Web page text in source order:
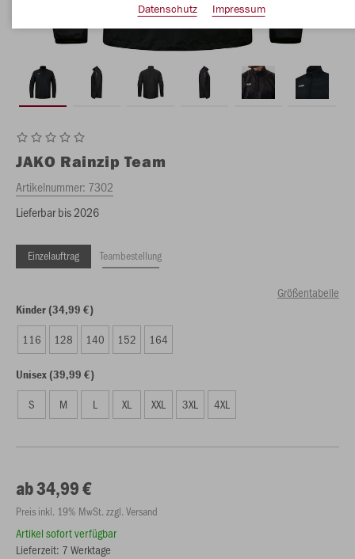
JAKO Rainzip Team
Artikelnummer: 7302
Lieferbar bis 2026
Einzelauftrag Teambestellung
Größentabelle
Kinder (34,99 €)
116 128 140 152 164
Unisex (39,99 €)
S M L XL XXL 3XL 4XL
ab 34,99 €
Preis inkl. 19% MwSt. zzgl. Versand
Artikel sofort verfügbar
Lieferzeit: 7 Werktage
Datenschutz
Impressum